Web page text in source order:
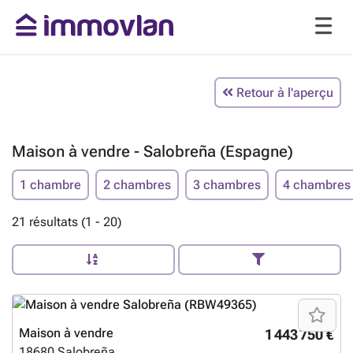
Retour à l'aperçu
Maison à vendre - Salobreña (Espagne)
1 chambre 2 chambres 3 chambres 4 chambres
21 résultats (1 - 20)
1 443 750 €
Maison à vendre